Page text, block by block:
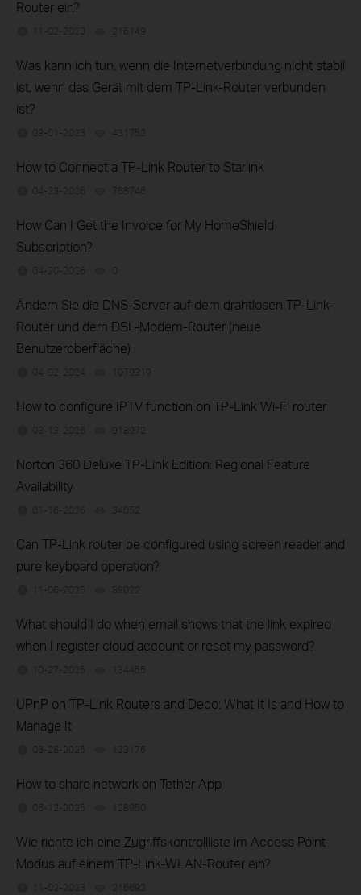
Router ein?
11-02-2023 216149
Was kann ich tun, wenn die Internetverbindung nicht stabil
ist, wenn das Gerät mit dem TP-Link-Router verbunden
ist?
09-01-2023 431752
How to Connect a TP-Link Router to Starlink
04-23-2026 788746
How Can I Get the Invoice for My HomeShield
Subscription?
04-20-2026 0
Ändern Sie die DNS-Server auf dem drahtlosen TP-Link-
Router und dem DSL-Modem-Router (neue
Benutzeroberfläche)
04-02-2024 1079319
How to configure IPTV function on TP-Link Wi-Fi router
03-13-2026 918972
Norton 360 Deluxe TP-Link Edition: Regional Feature
Availability
01-16-2026 34052
Can TP-Link router be configured using screen reader and
pure keyboard operation?
11-06-2025 89022
What should I do when email shows that the link expired
when I register cloud account or reset my password?
10-27-2025 134455
UPnP on TP-Link Routers and Deco: What It Is and How to
Manage It
08-28-2025 133176
How to share network on Tether App
06-12-2025 128950
Wie richte ich eine Zugriffskontrollliste im Access Point-
Modus auf einem TP-Link-WLAN-Router ein?
11-02-2023 216692